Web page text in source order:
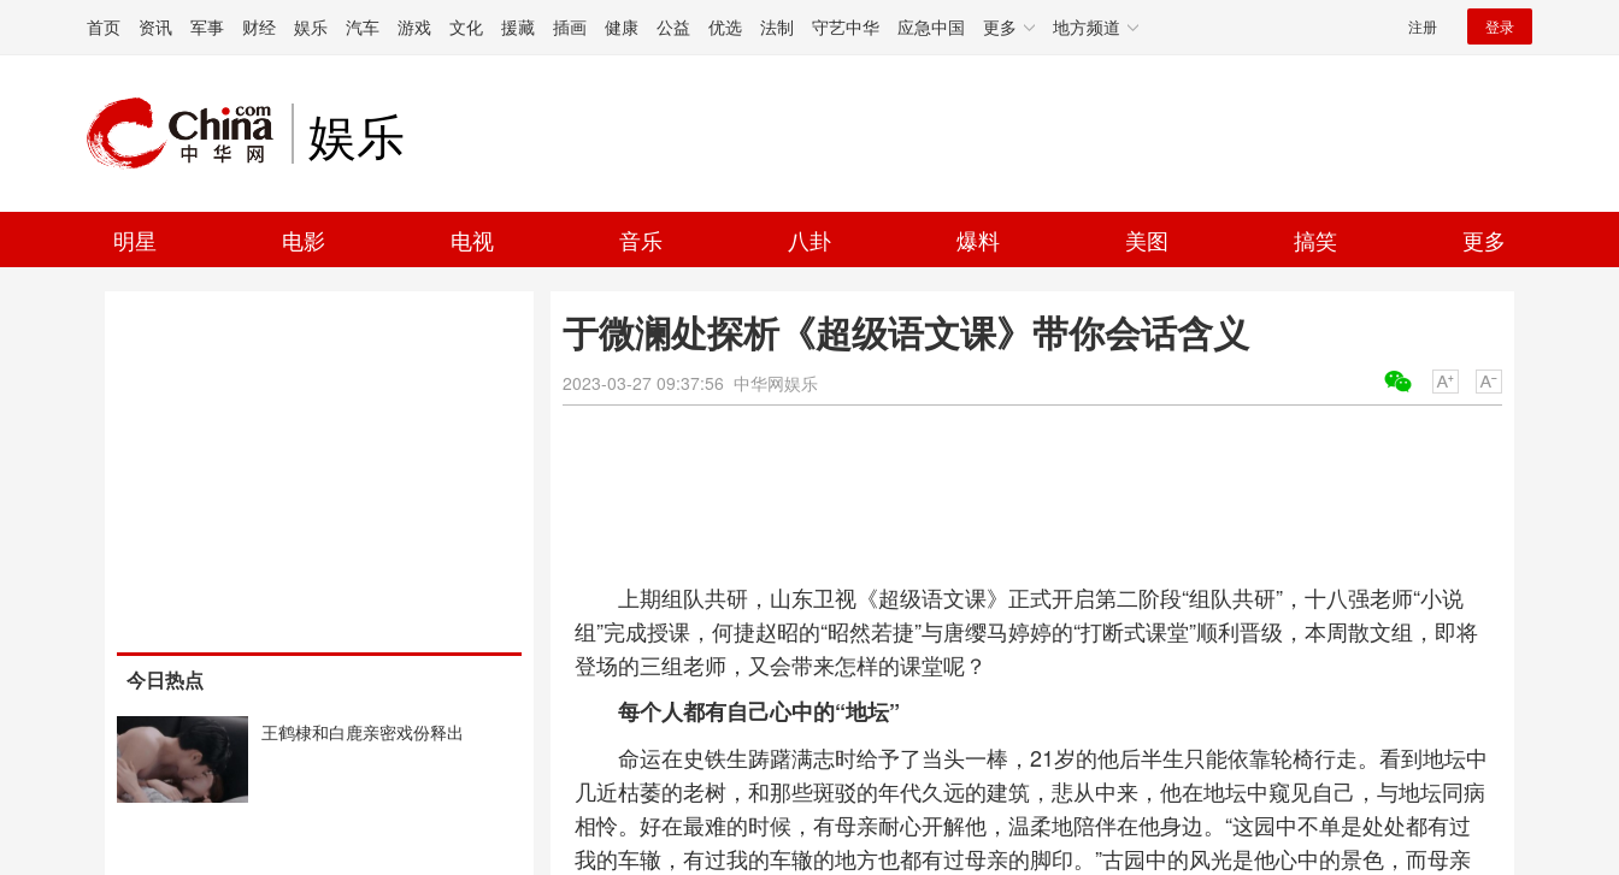
首页 资讯 军事 财经 娱乐 汽车 游戏 文化 援藏 插画 健康 公益 优选 法制 守艺中华 应急中国 更多 地方频道 注册 登录
娱乐
明星 电影 电视 音乐 八卦 爆料 美图 搞笑 更多
今日热点
王鹤棣和白鹿亲密戏份释出
于微澜处探析《超级语文课》带你会话含义
2023-03-27 09:37:56 中华网娱乐
上期组队共研，山东卫视《超级语文课》正式开启第二阶段“组队共研”，十八强老师“小说
组”完成授课，何捷赵昭的“昭然若捷”与唐缨马婷婷的“打断式课堂”顺利晋级，本周散文组，即将
登场的三组老师，又会带来怎样的课堂呢？
每个人都有自己心中的“地坛”
命运在史铁生踌躇满志时给予了当头一棒，21岁的他后半生只能依靠轮椅行走。看到地坛中
几近枯萎的老树，和那些斑驳的年代久远的建筑，悲从中来，他在地坛中窥见自己，与地坛同病
相怜。好在最难的时候，有母亲耐心开解他，温柔地陪伴在他身边。“这园中不单是处处都有过
我的车辙，有过我的车辙的地方也都有过母亲的脚印。”古园中的风光是他心中的景色，而母亲